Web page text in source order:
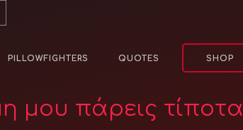
PILLOWFIGHTERS QUOTES SHOP
μου πάρεις τίποτα